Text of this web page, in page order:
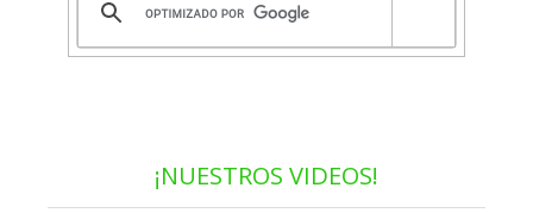
¡NUESTROS VIDEOS!